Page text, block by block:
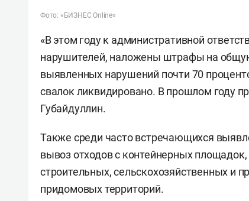
Фото: «БИЗНЕС Online»
«В этом году к административной
нарушителей, наложены штрафы на
выявленных нарушений почти 70
свалок ликвидировано. В прошлом году
Губайдуллин.
Также среди часто встречающихся
вывоз отходов с контейнерных
строительных, сельскохозяйственных и
придомовых территорий.